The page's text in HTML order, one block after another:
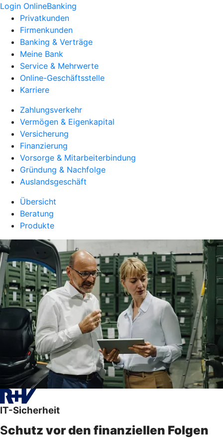
Login OnlineBanking
Privatkunden
Firmenkunden
Banking & Verträge
Meine Bank
Service & Mehrwerte
Online-Geschäftsstelle
Karriere
Zahlungsverkehr
Vermögen & Eigenkapital
Versicherung
Finanzierung
Vorsorge & Mitarbeiterbindung
Gründung & Nachfolge
Auslandsgeschäft
Übersicht
Beratung
Produkte
IT-Sicherheit
Schutz vor den finanziellen Folgen